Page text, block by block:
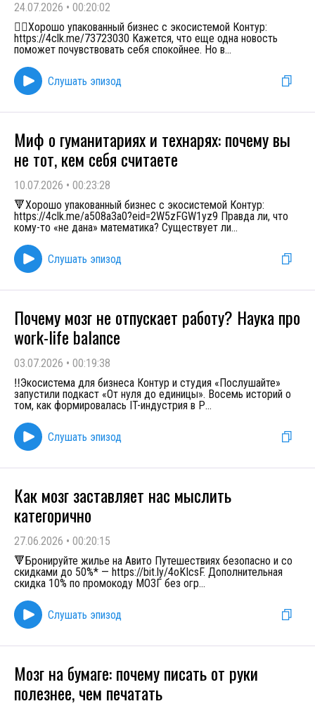
24.07.2026 • 00:20:02
👉🏻Хорошо упакованный бизнес с экосистемой Контур:
https://4clk.me/73723030 Кажется, что еще одна новость
поможет почувствовать себя спокойнее. Но в...
Слушать эпизод
Миф о гуманитариях и технарях: почему вы
не тот, кем себя считаете
10.07.2026 • 00:23:28
🔻Хорошо упакованный бизнес с экосистемой Контур:
https://4clk.me/a508a3a0?eid=2W5zFGW1yz9 Правда ли, что
кому-то «не дана» математика? Существует ли...
Слушать эпизод
Почему мозг не отпускает работу? Наука про
work-life balance
03.07.2026 • 00:19:38
‼️Экосистема для бизнеса Контур и студия «Послушайте»
запустили подкаст «От нуля до единицы». Восемь историй о
том, как формировалась IT-индустрия в Р...
Слушать эпизод
Как мозг заставляет нас мыслить
категорично
27.06.2026 • 00:20:15
🔻Бронируйте жилье на Авито Путешествиях безопасно и со
скидками до 50%* — https://bit.ly/4oKIcsF. Дополнительная
скидка 10% по промокоду МОЗГ без огр...
Слушать эпизод
Мозг на бумаге: почему писать от руки
полезнее, чем печатать